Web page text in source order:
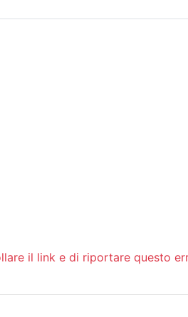
il link e di riportare questo